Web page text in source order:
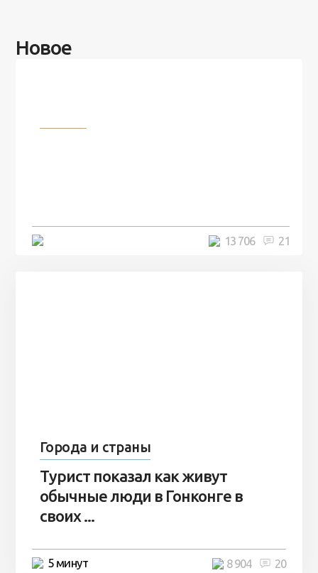
Новое
21
13 706
Города и страны
Турист показал как живут
обычные люди в Гонконге в
своих ...
5 минут 20
8 904